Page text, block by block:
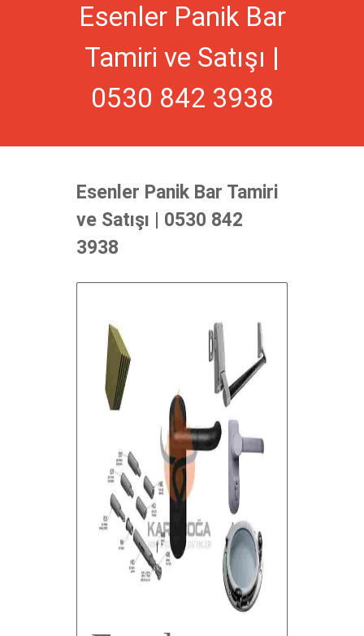
Esenler Panik Bar
Tamiri ve Satışı |
0530 842 3938
Esenler Panik Bar Tamiri
ve Satışı | 0530 842
3938